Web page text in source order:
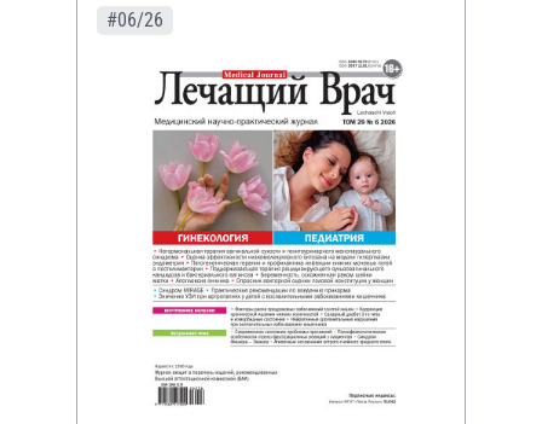
#06/26